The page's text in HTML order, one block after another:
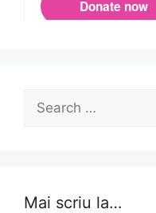
Search
for:
Mai scriu la…